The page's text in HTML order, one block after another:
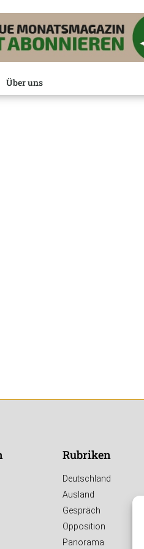
Über uns
Rubriken
Deutschland
Ausland
Gespräch
Opposition
Panorama